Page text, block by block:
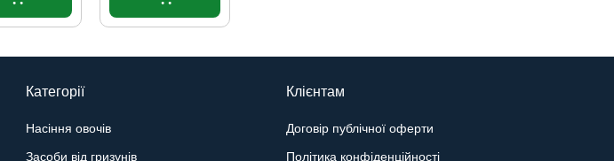
Категорії
Насіння овочів
Засоби від гризунів
Клієнтам
Договір публічної оферти
Політика конфіденційності